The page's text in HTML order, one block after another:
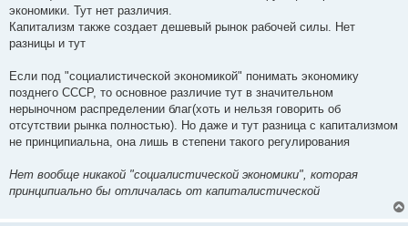
экономики. Тут нет различия.
Капитализм также создает дешевый рынок рабочей силы. Нет
разницы и тут
Если под "социалистической экономикой" понимать экономику
позднего СССР, то основное различие тут в значительном
нерыночном распределении благ(хоть и нельзя говорить об
отсутствии рынка полностью). Но даже и тут разница с капитализмом
не принципиальна, она лишь в степени такого регулирования
Нет вообще никакой "социалистической экономики", которая
принципиально бы отличалась от капиталистической